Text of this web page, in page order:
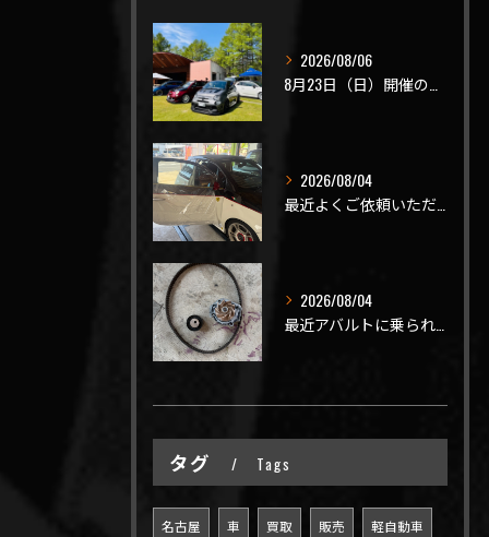
2026/08/06
2026/08/04
2026/08/04
タグ Tags
名古屋 車 買取 販売 軽自動車